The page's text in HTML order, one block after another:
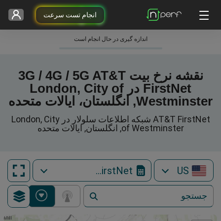
انجام تست سرعت
اندازه گیری در حال انجام است
نقشه نرخ بیت 3G / 4G / 5G AT&T
FirstNet در London, City of
Westminster, انگلستان، ایالات متحده
AT&T FirstNet شبکه اطلاعات سلولار در London, City
of Westminster, انگلستان, ایالات متحده
US
AT&T FirstNet